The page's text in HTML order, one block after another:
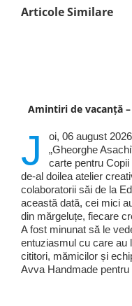
Articole Similare
Amintiri de vacanță
J
oi, 06 august
„Gheorghe
carte pentru
de-al doilea atelier
colaboratorii săi de la
această dată, cei mici
din mărgeluțe, fiecare
A fost minunat să le
entuziasmul cu care au
cititori, mămicilor și
Avva Handmade pentru